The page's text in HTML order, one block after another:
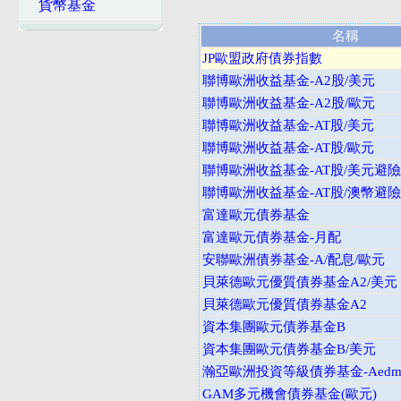
貨幣基金
名稱
JP歐盟政府債券指數
聯博歐洲收益基金-A2股/美元
聯博歐洲收益基金-A2股/歐元
聯博歐洲收益基金-AT股/美元
聯博歐洲收益基金-AT股/歐元
聯博歐洲收益基金-AT股/美元避險
聯博歐洲收益基金-AT股/澳幣避險
富達歐元債券基金
富達歐元債券基金-月配
安聯歐洲債券基金-A/配息/歐元
貝萊德歐元優質債券基金A2/美元
貝萊德歐元優質債券基金A2
資本集團歐元債券基金B
資本集團歐元債券基金B/美元
瀚亞歐洲投資等級債券基金-
GAM多元機會債券基金(歐元)